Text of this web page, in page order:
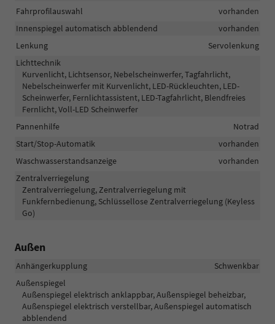
Fahrprofilauswahl
vorhanden
Innenspiegel automatisch abblendend
vorhanden
Lenkung
Servolenkung
Lichttechnik
Kurvenlicht, Lichtsensor, Nebelscheinwerfer, Tagfahrlicht,
Nebelscheinwerfer mit Kurvenlicht, LED-Rückleuchten, LED-
Scheinwerfer, Fernlichtassistent, LED-Tagfahrlicht, Blendfreies
Fernlicht, Voll-LED Scheinwerfer
Pannenhilfe
Notrad
Start/Stop-Automatik
vorhanden
Waschwasserstandsanzeige
vorhanden
Zentralverriegelung
Zentralverriegelung, Zentralverriegelung mit
Funkfernbedienung, Schlüssellose Zentralverriegelung (Keyless
Go)
Außen
Anhängerkupplung
Schwenkbar
Außenspiegel
Außenspiegel elektrisch anklappbar, Außenspiegel beheizbar,
Außenspiegel elektrisch verstellbar, Außenspiegel automatisch
abblendend